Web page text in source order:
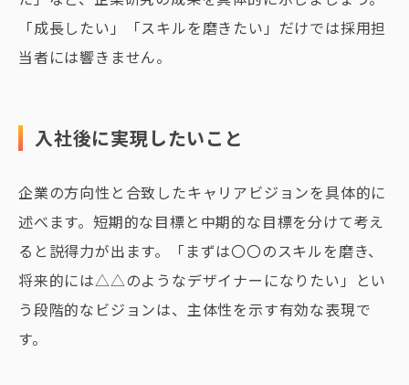
「成長したい」「スキルを磨きたい」だけでは採用担
当者には響きません。
入社後に実現したいこと
企業の方向性と合致したキャリアビジョンを具体的に
述べます。短期的な目標と中期的な目標を分けて考え
ると説得力が出ます。「まずは〇〇のスキルを磨き、
将来的には△△のようなデザイナーになりたい」とい
う段階的なビジョンは、主体性を示す有効な表現で
す。